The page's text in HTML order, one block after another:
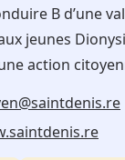
B d’une
jeunes
action